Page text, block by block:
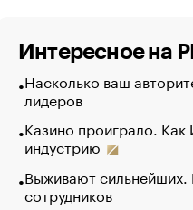
Интересное на
Насколько ваш
лидеров
Казино проиграло.
индустрию
Выживают сильнейших.
сотрудников